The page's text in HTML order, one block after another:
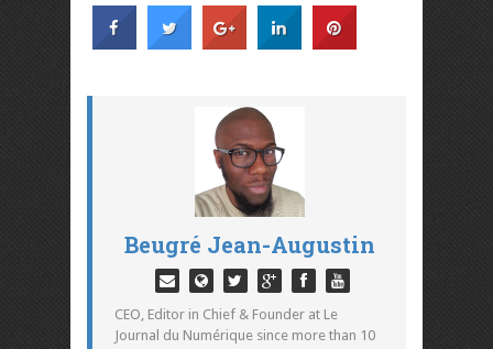
Beugré Jean-Augustin
CEO, Editor in Chief & Founder at Le
Journal du Numérique since more than 10